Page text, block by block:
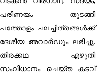
പരിണയം തുടങ്ങി
പത്തോളം ചലച്ചിത്രങ്ങള്‍ക്ക്
ദേശീയ അവാര്‍ഡും ലഭിച്ചു.
തിരക്കഥ എഴുതി
സംവിധാനം ചെയ്ത കടവ്